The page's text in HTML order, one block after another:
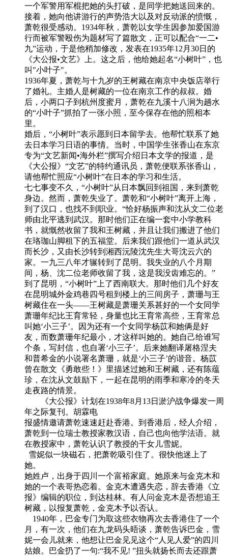
一个军警用军棍把她的头打破，是同学把她送回来的。
接着，她向他讲游行的声势浩大以及对反动派的愤慨，
萧乾很受感动。1934年秋，萧乾以女学生因参加爱国游
行而被军警殴伤为题材写了篇散文，正可以配合“一二•
九”运动，于是他稍加修改，发表在1935年12月30日的
《大公报•文艺》上。这之后，他给她起名“小树叶”，也
叫"小叶子"。
1936年夏，萧乾与十九岁的王树藏在南京中央饭店举行
了婚礼。主婚人是树藏的一位在南京工作的叔叔。婚
后，小两口子到杭州度蜜月，萧乾在九溪十八涧为趟水
的“小叶子”抓拍了一张小照，至今保存在他的照相本
里。
婚后，“小树叶”表示愿到日本留学去。他帮忙联系了她
去日本学习日语的事情。当时，中国学生张香山在东京
专为“文艺新闻•海外栏”撰写介绍日本文学的报道，是
《大公报》“文艺”的特约通讯员，萧乾便联系张香山，
请他帮忙照应“小树叶”在日本的学习和生活。
七七事变不久，“小树叶”从日本飘回到祖国，来到萧乾
身边。然而，萧乾失业了。萧乾和“小树叶”离开上海，
到了汉口，也找不到职业。“恰好杨振声和沈从文二位老
师由北平逃到武汉。那时他们正在编一套中小学教科
书，就慨然收留了我和王树藏，并且让我们搬进了他们
在珞珈山脚租下的五福堂。后来我们跟他们一道从武汉
而长沙，又由长沙转到湘西沅陵沈先生大哥沈云六的
家。一九三八年才辗转到了昆明。我失业的八个月期
间，杨、沈二位老师收留了我，这是我没齿难忘的。”
到了昆明，“小树叶”上了西南联大。那时他们几个好友
在昆明城外金鸡巷四号租到楼上的三间房子，萧珊与王
树藏住在一头——王树藏是萧珊关系甚好的一个女同学
萧珊年纪比王育常轻，身量也比王育常高些，王育常总
叫她‘小三子’。因为还有一个女同学杨苡和她俩是好
友，而数萧珊年纪最小，才这样叫她的。她自己给谁写
个条，写封信，也自署‘小三子’。后来她翻译屠格涅夫
和普希金的小说署名萧珊，就是‘小三子’的谐音。杨苡
曾在散文《勇敢些！》里描述过她和王树藏，还有陈蕴
珍，在沈从文鼓励下，一起在昆明的雨季和寒冷的冬天
走夜路的情景。
《大公报》计划在1938年8月13日淤沪战争爆发一周
年之际复刊。胡霖电
报盛情邀请萧乾速速赶赴香港。到香港后，经人介绍，
萧乾到一位瑞士教授家教汉语，自己也向他学法语。就
在教授家中，萧乾认识了教授的干女儿雪妮。
雪妮似一块磁石，把萧乾吸引住了。很快他迷上了
她。
她姓卢，出身于四川一个富裕家庭。她原来与金克木和
她的一个表哥热恋着。金克木遭遇失恋，辞去香港《立
报》编辑的职位，到达桂林。有人问金克木是否想追王
树藏，以报复萧乾，金克木予以否认。
1940年，巴金专门为取这些衣物再次去香港住了一个
月，有一次，他们在九龙码头晤谈，萧乾告诉巴金，雪
妮一会儿就来，他想让巴金见见这个“人见人爱”的四川
姑娘。巴金扔了一句:“我不见! ”扭头就扬长而去还跟萧